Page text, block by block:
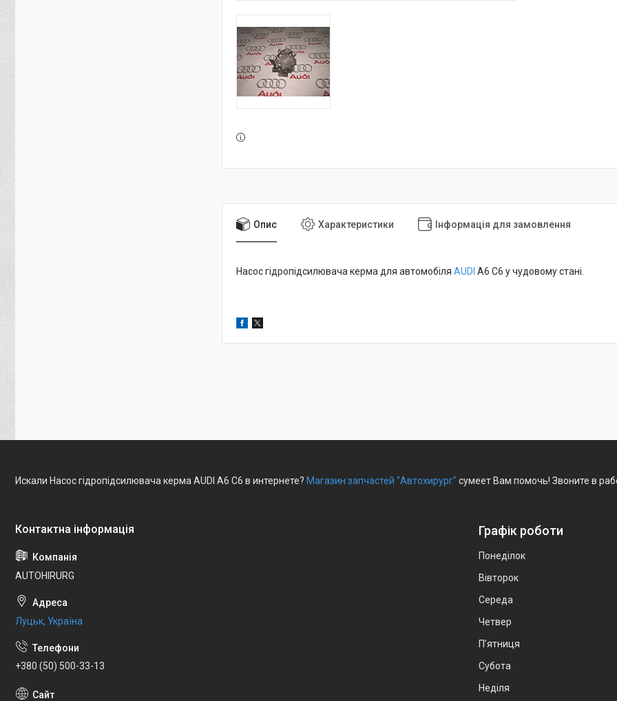
Опис Характеристики Інформація для замовлення
Насос гідропідсилювача керма для автомобіля AUDI A6 C6 у чудовому стані.
Искали Насос гідропідсилювача керма AUDI A6 C6 в интернете? Магазин запчастей "Автохирург" сумеет Вам помочь! Звоните в
AUTOHIRURG
Луцьк, Україна
+380 (50) 500-33-13
Графік роботи
Понеділок
Вівторок
Середа
Четвер
Пʼятниця
Субота
Неділя